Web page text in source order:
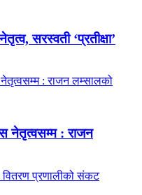
सरस्वती ‘प्रतीक्षा’
नेतृत्वसम्म : राजन